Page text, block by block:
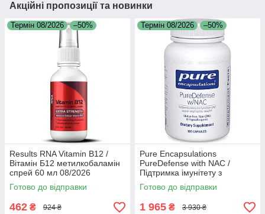
Акційні пропозиції та новинки
Термін 08/2026 –50%
Results RNA Vitamin B12 /
Вітамін Б12 метилкобаламін
спрей 60 мл 08/2026
Готово до відправки
462 ₴ 924 ₴
Термін 08/2026 –50%
Pure Encapsulations
PureDefense with NAC /
Підтримка імунітету з
ацетилцистеїном 120 капсул
08/2026
Готово до відправки
1 965 ₴ 3 930 ₴